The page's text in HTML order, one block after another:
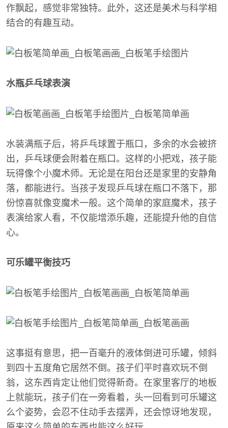
作飘起，感觉非常独特。此外，这还是美术与科学相
结合的有趣互动。
水瓶乒乓球表演
水装满瓶子后，将乒乓球置于瓶口，多余的水会被挤
出，乒乓球便会附着在瓶口。这样的小把戏，孩子能
玩得像个小魔术师。无论是在阳台还是家里的安静角
落，都能进行。当孩子发现乒乓球在瓶口不落下，那
份惊喜就像变魔术一般。这个简单的家庭魔术，孩子
表演给家人看，不仅能增添乐趣，还能提升他的自信
心。
可乐罐平衡技巧
这事挺有意思，把一百毫升的液体倒进可乐罐，倾斜
到四十五度角它居然不倒。孩子们平时喜欢玩不倒
翁，这东西肯定让他们觉得新奇。在家里客厅的地板
上就能玩，孩子们在一旁看着，头一回看到可乐罐这
么个姿势，会忍不住动手去摆弄，还会惊讶地发现，